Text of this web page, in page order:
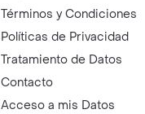
Términos y Condiciones
Políticas de Privacidad
Tratamiento de Datos
Contacto
Acceso a mis Datos